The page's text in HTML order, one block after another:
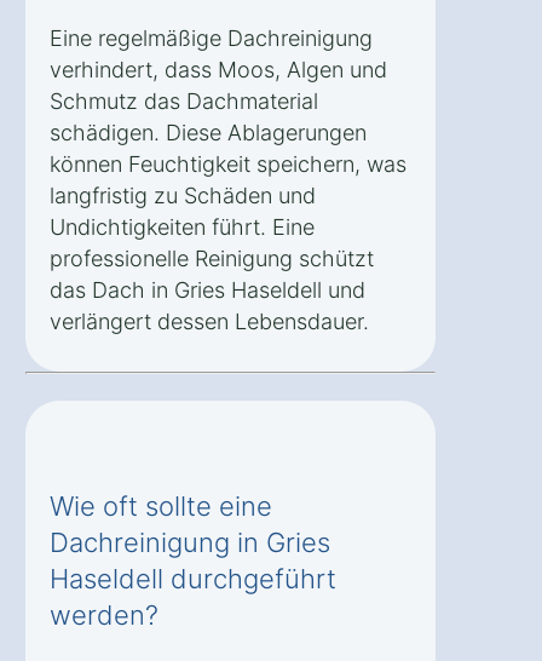
Eine regelmäßige Dachreinigung
verhindert, dass Moos, Algen und
Schmutz das Dachmaterial
schädigen. Diese Ablagerungen
können Feuchtigkeit speichern, was
langfristig zu Schäden und
Undichtigkeiten führt. Eine
professionelle Reinigung schützt
das Dach in Gries Haseldell und
verlängert dessen Lebensdauer.
Wie oft sollte eine
Dachreinigung in Gries
Haseldell durchgeführt
werden?